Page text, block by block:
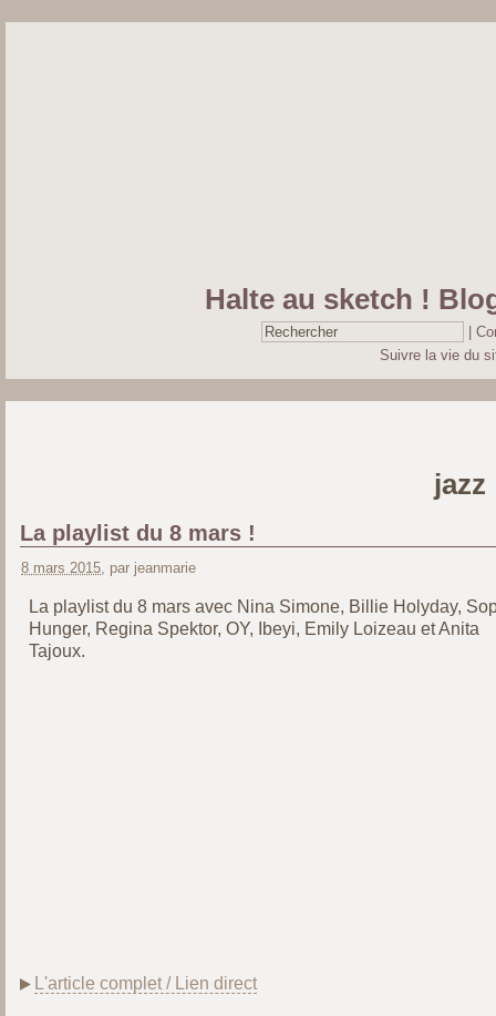
Halte au sketch !
Suivre la vie du
jazz
La playlist du 8 mars !
8 mars 2015, par jeanmarie
La playlist du 8 mars avec Nina Simone, Billie Holyday,
Hunger, Regina Spektor, OY, Ibeyi, Emily Loizeau et Anita
Tajoux.
L'article complet / Lien direct